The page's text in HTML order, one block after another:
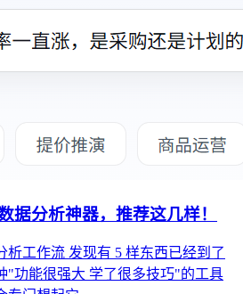
据分析神器，推荐这几样！
析工作流 发现有 5 样东西已经到了
"功能很强大 学了很多技巧"的工具